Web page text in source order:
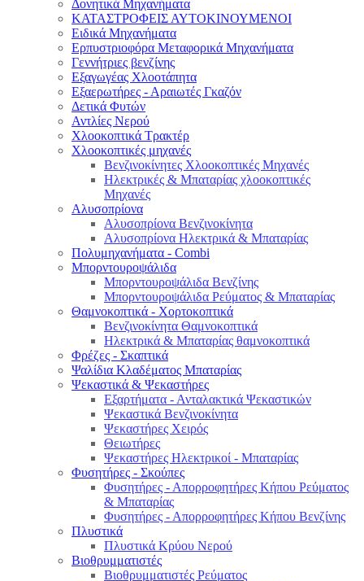
Δονητικά Μηχανήματα
ΚΑΤΑΣΤΡΟΦΕΙΣ ΑΥΤΟΚΙΝΟΥΜΕΝΟΙ
Ειδικά Μηχανήματα
Eρπυστριοφόρα Μεταφορικά Μηχανήματα
Γεννήτριες βενζίνης
Εξαγωγέας Χλοοτάπητα
Εξαερωτήρες - Αραιωτές Γκαζόν
Δετικά Φυτών
Αντλίες Νερού
Χλοοκοπτικά Τρακτέρ
Χλοοκοπτικές μηχανές
Βενζινοκίνητες Χλοοκοπτικές Μηχανές
Ηλεκτρικές & Μπαταρίας χλοοκοπτικές
Μηχανές
Αλυσοπρίονα
Αλυσοπρίονα Βενζινοκίνητα
Αλυσοπρίονα Ηλεκτρικά & Μπαταρίας
Πολυμηχανήματα - Combi
Μπορντουροψάλιδα
Μπορντουροψάλιδα Βενζίνης
Μπορντουροψάλιδα Ρεύματος & Μπαταρίας
Θαμνοκοπτικά - Χορτοκοπτικά
Βενζινοκίνητα Θαμνοκοπτικά
Ηλεκτρικά & Μπαταρίας θαμνοκοπτικά
Φρέζες - Σκαπτικά
Ψαλίδια Κλαδέματος Μπαταρίας
Ψεκαστικά & Ψεκαστήρες
Εξαρτήματα - Ανταλακτικά Ψεκαστικών
Ψεκαστικά Βενζινοκίνητα
Ψεκαστήρες Χειρός
Θειωτήρες
Ψεκαστήρες Ηλεκτρικοί - Μπαταρίας
Φυσητήρες - Σκούπες
Φυσητήρες - Απορροφητήρες Κήπου Ρεύματος
& Μπαταρίας
Φυσητήρες - Απορροφητήρες Κήπου Βενζίνης
Πλυστικά
Πλυστικά Κρύου Νερού
Βιοθρυμματιστές
Βιοθρυμματιστές Ρεύματος